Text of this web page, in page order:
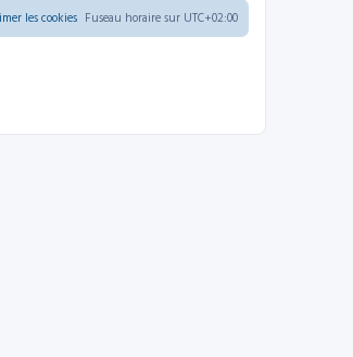
Fuseau horaire sur UTC+02:00
les cookies